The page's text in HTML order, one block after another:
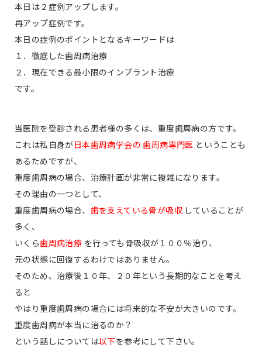
本日は２症例アップします。
再アップ症例です。
本日の症例のポイントとなるキーワードは
１．徹底した歯周病治療
２．現在できる最小限のインプラント治療
です。
当医院を受診される患者様の多くは、重度歯周病の方です。
これは私自身が日本歯周病学会の 歯周病専門医 ということも
あるためですが、
重度歯周病の場合、治療計画が非常に複雑になります。
その理由の一つとして、
重度歯周病の場合、 歯を支えている骨が吸収 していることが
多く、
いくら歯周病治療 を行っても骨吸収が１００％治り、
元の状態に回復するわけではありません。
そのため、治療後１０年、２０年という長期的なことを考え
ると
やはり重度歯周病の場合には将来的な不安が大きいのです。
重度歯周病が本当に治るのか？
という話しについては以下を参考にして下さい。